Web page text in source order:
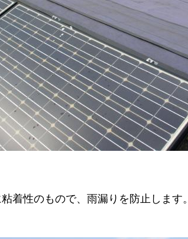
着性のもので、雨漏りを防止します。